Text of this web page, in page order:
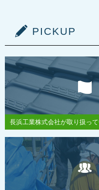
PICKUP
長浜工業株式会社が取り扱っ